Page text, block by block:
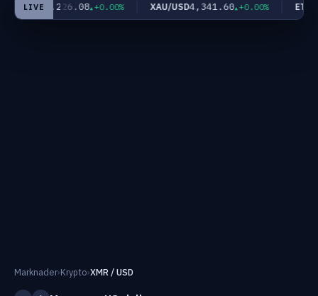
LIVE
USD64,226.08 +0.00% XAU/USD4,341.60 +0.00% ETH/
Marknader›Krypto›XMR / USD